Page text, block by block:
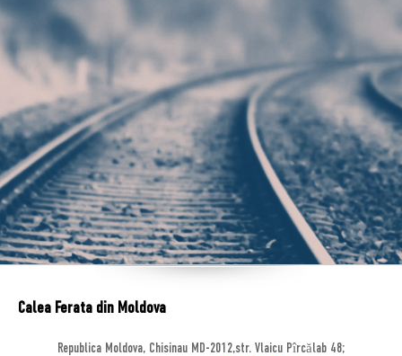
Calea Ferata din Moldova
Republica Moldova, Chisinau MD-2012,str. Vlaicu Pîrcălab 48;